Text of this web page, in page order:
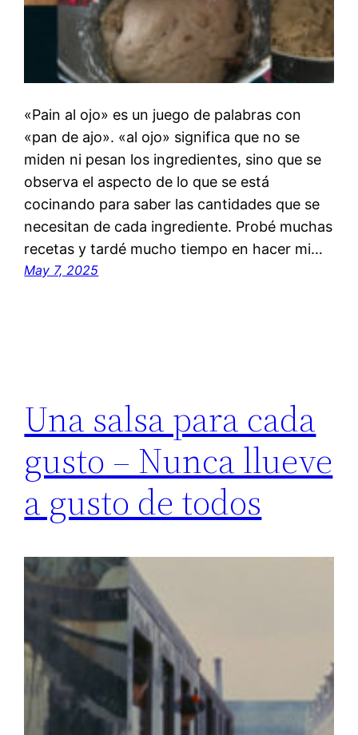
«Pain al ojo» es un juego de palabras con
«pan de ajo». «al ojo» significa que no se
miden ni pesan los ingredientes, sino que se
observa el aspecto de lo que se está
cocinando para saber las cantidades que se
necesitan de cada ingrediente. Probé muchas
recetas y tardé mucho tiempo en hacer mi…
May 7, 2025
Una salsa para cada
gusto – Nunca llueve
a gusto de todos